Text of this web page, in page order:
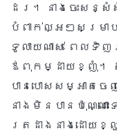
ដែរ។ នាងចេះសន្
បំពាក់ល្អៗសម្រា
ទូលាយណាស់ ពេល
ឪពុកម្ដាយខ្ញុំ។
បានបោសសម្អាត
នាងមិនបានប៉ុណ្ណោ
ត្រដាងនាងដោយខ្